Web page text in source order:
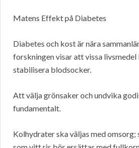
Matens Effekt på Diabetes
Diabetes och kost är nära
forskningen visar att vissa
stabilisera blodsocker.
Att välja grönsaker och undvika
fundamentalt.
Kolhydrater ska väljas med